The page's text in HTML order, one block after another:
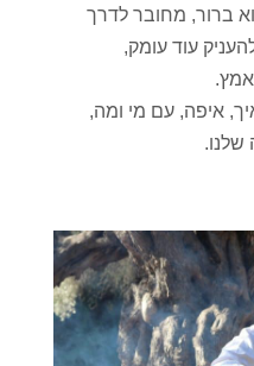
ברור, מחובר לדרך
עוד עומק,
איפה, עם מי ומה,
שלנו.